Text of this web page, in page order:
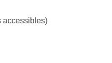
accessibles)